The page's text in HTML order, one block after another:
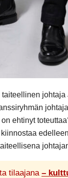
on ehtinyt
kiinnostaa
tilaajana –